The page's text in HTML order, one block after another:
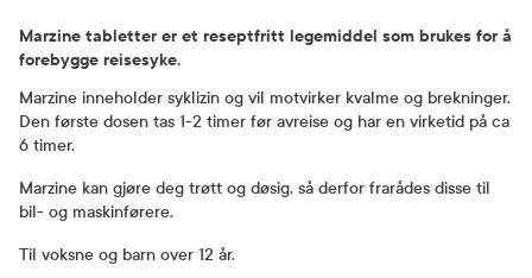
Marzine tabletter er et reseptfritt legemiddel som brukes for å
forebygge reisesyke.
Marzine inneholder syklizin og vil motvirker kvalme og brekninger.
Den første dosen tas 1-2 timer før avreise og har en virketid på ca
6 timer.
Marzine kan gjøre deg trøtt og døsig, så derfor frarådes disse til
bil- og maskinførere.
Til voksne og barn over 12 år.